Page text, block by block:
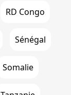
RD Congo
Sénégal
Somalie